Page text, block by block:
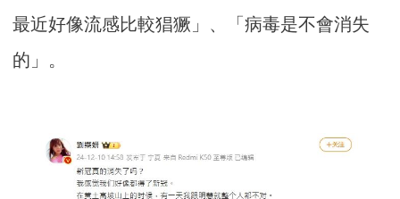
最近好像流感比較猖獗」、「病毒是不會消失
的」。